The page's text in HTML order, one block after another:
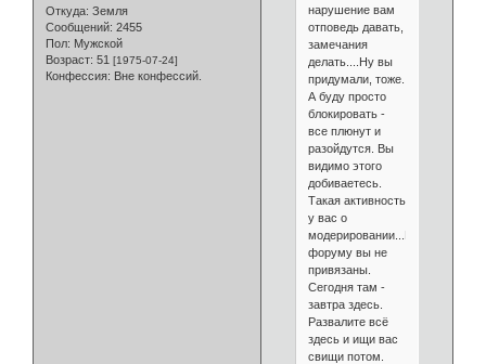
Откуда: Земля
Сообщений: 2455
Пол: Мужской
Возраст: 51 [1975-07-24]
Конфессия: Вне конфессий.
нарушение вам
отповедь давать,
замечания
делать....Ну вы
придумали, тоже.
А буду просто
блокировать -
все плюнут и
разойдутся. Вы
видимо этого
добиваетесь.
Такая активность
у вас о
модерировании...К
форуму вы не
привязаны.
Сегодня там -
завтра здесь.
Развалите всё
здесь и ищи вас
свищи потом.